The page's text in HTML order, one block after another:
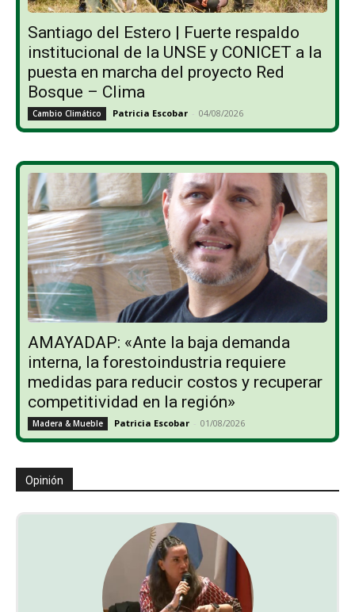
Santiago del Estero | Fuerte respaldo
institucional de la UNSE y CONICET a la
puesta en marcha del proyecto Red
Bosque – Clima
Cambio Climático Patricia Escobar - 04/08/2026
AMAYADAP: «Ante la baja demanda
interna, la forestoindustria requiere
medidas para reducir costos y recuperar
competitividad en la región»
Madera & Mueble Patricia Escobar - 01/08/2026
Opinión